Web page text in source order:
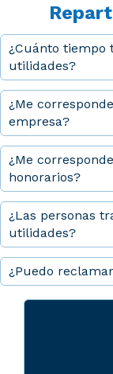
¿Cuánto tiempo
utilidades?
¿Me
empresa?
¿Me
honorarios?
¿Las personas
utilidades?
¿Puedo